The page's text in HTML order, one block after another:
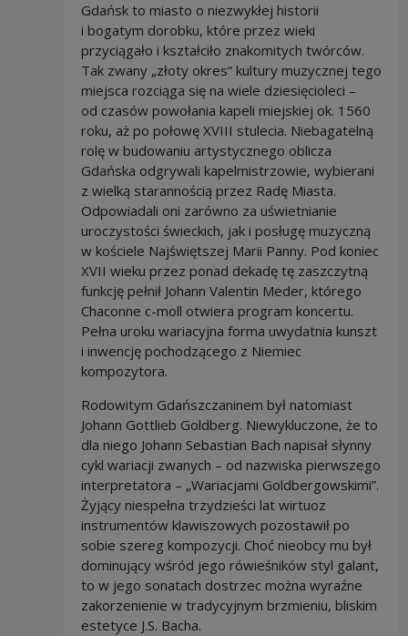
Gdańsk to miasto o niezwykłej historii
i bogatym dorobku, które przez wieki
przyciągało i kształciło znakomitych twórców.
Tak zwany „złoty okres” kultury muzycznej tego
miejsca rozciąga się na wiele dziesięcioleci –
od czasów powołania kapeli miejskiej ok. 1560
roku, aż po połowę XVIII stulecia. Niebagatelną
rolę w budowaniu artystycznego oblicza
Gdańska odgrywali kapelmistrzowie, wybierani
z wielką starannością przez Radę Miasta.
Odpowiadali oni zarówno za uświetnianie
uroczystości świeckich, jak i posługę muzyczną
w kościele Najświętszej Marii Panny. Pod koniec
XVII wieku przez ponad dekadę tę zaszczytną
funkcję pełnił Johann Valentin Meder, którego
Chaconne c-moll otwiera program koncertu.
Pełna uroku wariacyjna forma uwydatnia kunszt
i inwencję pochodzącego z Niemiec
kompozytora.
Rodowitym Gdańszczaninem był natomiast
Johann Gottlieb Goldberg. Niewykluczone, że to
dla niego Johann Sebastian Bach napisał słynny
cykl wariacji zwanych – od nazwiska pierwszego
interpretatora – „Wariacjami Goldbergowskimi”.
Żyjący niespełna trzydzieści lat wirtuoz
instrumentów klawiszowych pozostawił po
sobie szereg kompozycji. Choć nieobcy mu był
dominujący wśród jego rówieśników styl galant,
to w jego sonatach dostrzec można wyraźne
zakorzenienie w tradycyjnym brzmieniu, bliskim
estetyce J.S. Bacha.